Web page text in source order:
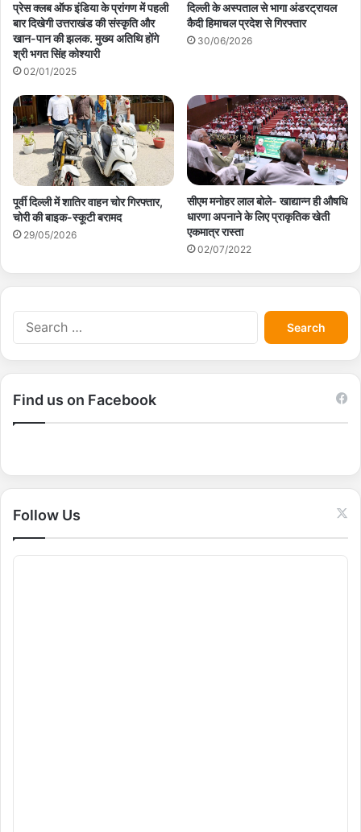
प्रेस क्लब ऑफ इंडिया के प्रांगण में पहली
बार दिखेगी उत्तराखंड की संस्कृति और
खान-पान की झलक. मुख्य अतिथि होंगे
श्री भगत सिंह कोश्यारी
02/01/2025
दिल्ली के अस्पताल से भागा अंडरट्रायल
कैदी हिमाचल प्रदेश से गिरफ्तार
30/06/2026
पूर्वी दिल्ली में शातिर वाहन चोर गिरफ्तार,
चोरी की बाइक-स्कूटी बरामद
29/05/2026
सीएम मनोहर लाल बोले- खाद्यान्न ही औषधि
धारणा अपनाने के लिए प्राकृतिक खेती
एकमात्र रास्ता
02/07/2022
S
e
a
r
r
Find us on Facebook
Follow Us